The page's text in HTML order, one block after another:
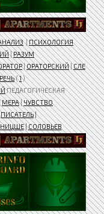
|ПСИХОЛОГИЯ
|РАЗУМ
|ОРАТОРСКИЙ|СЛЕ
РЕЧЬ(1)
ПЕДАГОГИЧЕСКАЯ
МЕРА|ЧУВСТВО
ПИСАТЕЛЬ|
НИЦШЕ|СОЛОВЬЕВ